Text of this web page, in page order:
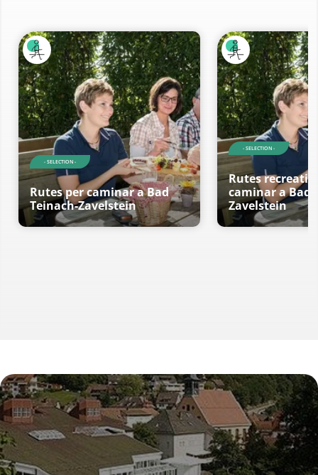
- SELECTION -
Rutes per caminar a Bad
Teinach-Zavelstein
- SELECTION -
Rutes
caminar a Bad
Zavelstein